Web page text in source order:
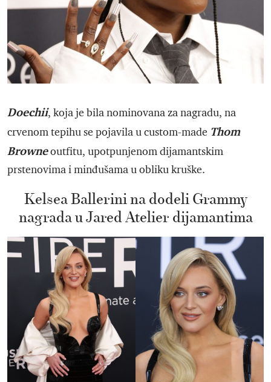
Doechii, koja je bila nominovana za nagradu, na
crvenom tepihu se pojavila u custom-made Thom
Browneoutfitu, upotpunjenom dijamantskim
prstenovima i minđušama u obliku kruške.
Kelsea Ballerini na dodeli Grammy
nagrada u Jared Atelier dijamantima